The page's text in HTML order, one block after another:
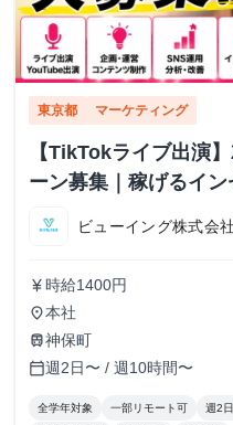
東京都 マーケティング
【TikTokライブ出演
ーン募集｜稼げるイン
ビューイング株式会社
currency_yen 時給1400円
place本社
train神保町
calendar_today週2日〜 / 週10時間〜
全学年対象 一部リモート可 週2